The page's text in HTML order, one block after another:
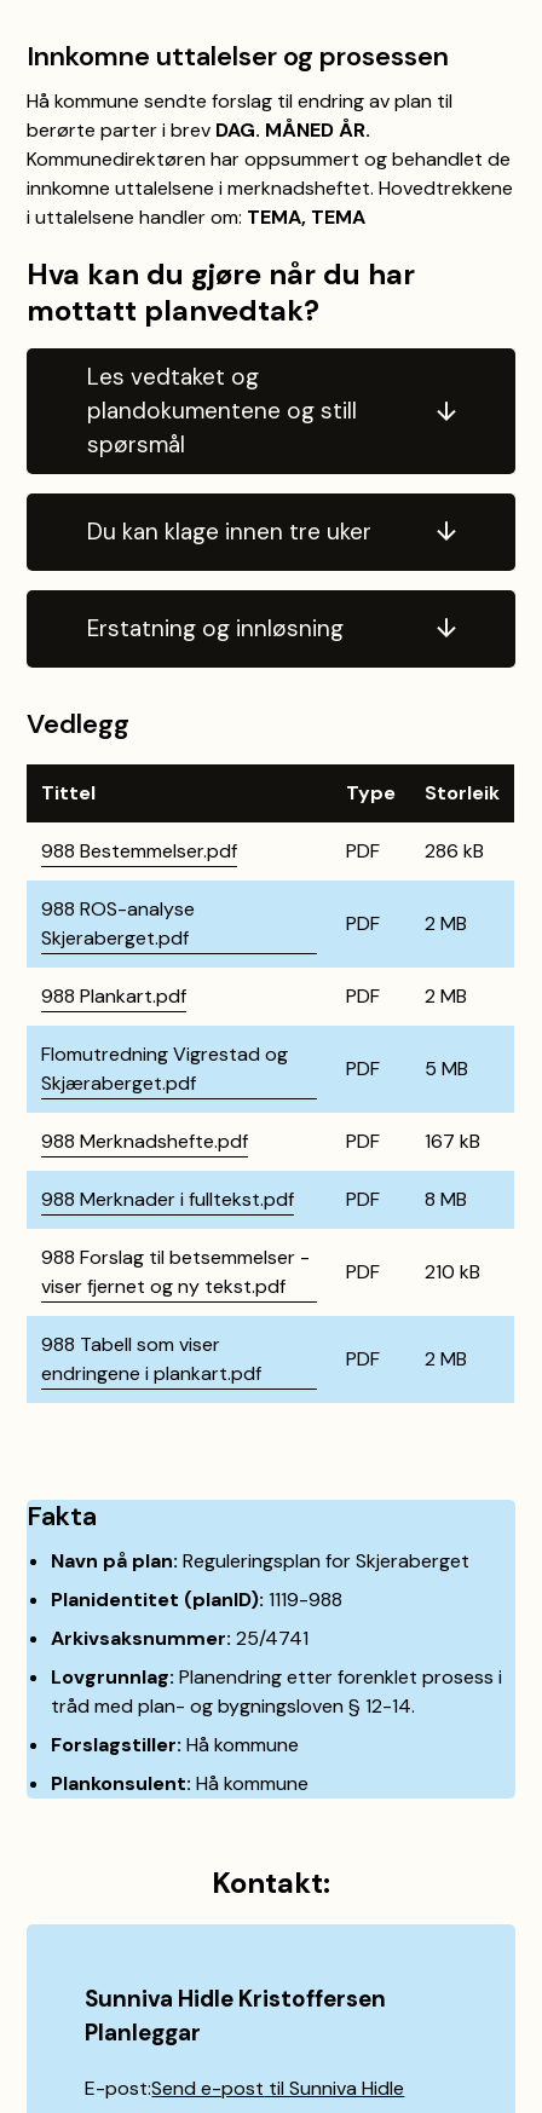
Innkomne uttalelser og prosessen
Hå kommune sendte forslag til endring av plan til
berørte parter i brev DAG. MÅNED ÅR.
Kommunedirektøren har oppsummert og behandlet de
innkomne uttalelsene i merknadsheftet. Hovedtrekkene
i uttalelsene handler om: TEMA, TEMA
Hva kan du gjøre når du har
mottatt planvedtak?
Les vedtaket og
plandokumentene og still
spørsmål
Du kan klage innen tre uker
Erstatning og innløsning
Vedlegg
Tittel Type Storleik
988 Bestemmelser.pdf PDF 286 kB
988 ROS-analyse
Skjeraberget.pdf
PDF 2 MB
988 Plankart.pdf PDF 2 MB
Flomutredning Vigrestad og
Skjæraberget.pdf
PDF 5 MB
988 Merknadshefte.pdf PDF 167 kB
988 Merknader i fulltekst.pdf PDF 8 MB
988 Forslag til betsemmelser -
viser fjernet og ny tekst.pdf
PDF 210 kB
988 Tabell som viser
endringene i plankart.pdf
PDF 2 MB
Fakta
Navn på plan: Reguleringsplan for Skjeraberget
Planidentitet (planID): 1119-988
Arkivsaksnummer: 25/4741
Lovgrunnlag: Planendring etter forenklet prosess i
tråd med plan- og bygningsloven § 12-14.
Forslagstiller: Hå kommune
Plankonsulent: Hå kommune
Kontakt:
Sunniva Hidle Kristoffersen
Planleggar
E-postSend e-post til Sunniva Hidle